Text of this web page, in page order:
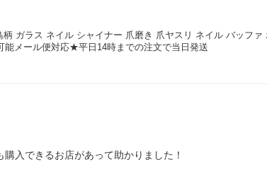
ガラス ネイル シャイナー 爪磨き 爪ヤスリ ネイル バッファ
メール便対応★平日14時までの注文で当日発送
入できるお店があって助かりました！